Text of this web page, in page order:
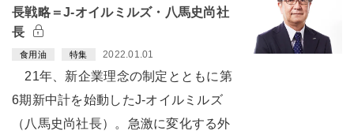
長戦略＝J-オイルミルズ・八馬史尚社
長
食用油 特集 2022.01.01
21年、新企業理念の制定とともに第
6期新中計を始動したJ-オイルミルズ
（八馬史尚社長）。急激に変化する外